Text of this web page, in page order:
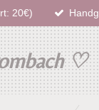
20€)
♡